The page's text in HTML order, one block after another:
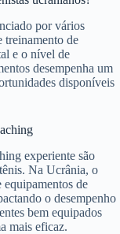
por vários
treinamento de
e o nível de
desempenha um
disponíveis
experiente são
Na Ucrânia, o
equipamentos de
o desempenho
bem equipados
mais eficaz.